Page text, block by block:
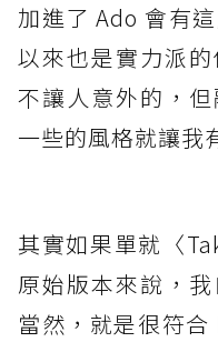
加進了 Ado 會有
以來也是實力派
不讓人意外的，
一些的風格就讓我
其實如果單就〈
原始版本來說，
當然，就是很符